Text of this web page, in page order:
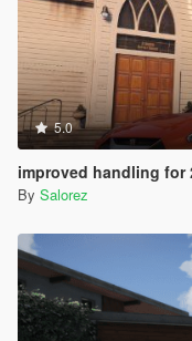
5.0
improved handling for
By Salorez